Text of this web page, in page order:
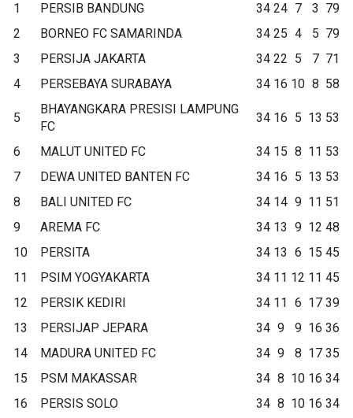
1
PERSIB BANDUNG 34 24 7 3 79
2
BORNEO FC SAMARINDA 34 25 4 5 79
3
PERSIJA JAKARTA 34 22 5 7 71
4
PERSEBAYA SURABAYA 34 16 10 8 58
5
BHAYANGKARA PRESISI LAMPUNG
FC
34 16 5 13 53
6 MALUT UNITED FC 34 15 8 11 53
7
DEWA UNITED BANTEN FC 34 16 5 13 53
8
BALI UNITED FC 34 14 9 11 51
9
AREMA FC 34 13 9 12 48
10
PERSITA 34 13 6 15 45
11
PSIM YOGYAKARTA 34 11 12 11 45
12
PERSIK KEDIRI 34 11 6 17 39
13
PERSIJAP JEPARA 34 9 9 16 36
14
MADURA UNITED FC 34 9 8 17 35
15
PSM MAKASSAR 34 8 10 16 34
16
PERSIS SOLO 34 8 10 16 34